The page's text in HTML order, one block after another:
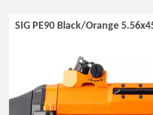
SIG PE90 Black/Orange